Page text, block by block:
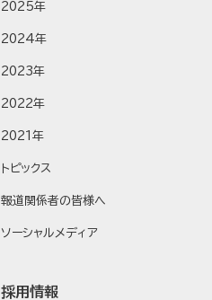
2025年
2024年
2023年
2022年
2021年
トピックス
報道関係者の皆様へ
ソーシャルメディア
採用情報